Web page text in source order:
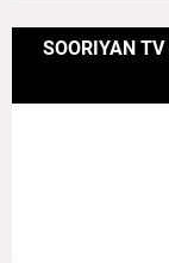
SOORIYAN